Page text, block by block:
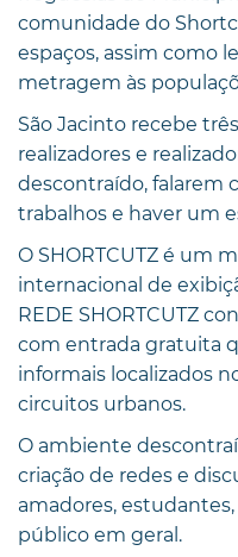
comunidade do
espaços, assim como
metragem às
São Jacinto recebe
realizadores e
descontraído, falarem
trabalhos e haver um
O SHORTCUTZ é um
internacional de
REDE SHORTCUTZ
com entrada gratuita
informais localizados
circuitos urbanos.
O ambiente
criação de redes e
amadores,
público em geral.